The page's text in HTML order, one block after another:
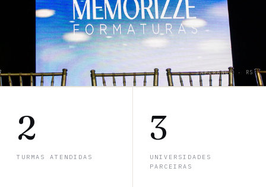
SAPIRANGA · RS
2
TURMAS ATENDIDAS
3
UNIVERSIDADES
PARCEIRAS